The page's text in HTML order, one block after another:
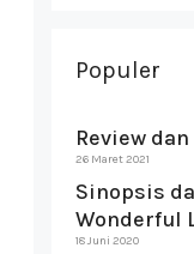
Populer
Review
26 Maret 2021
Sinopsis
Wonderful
18 Juni 2020